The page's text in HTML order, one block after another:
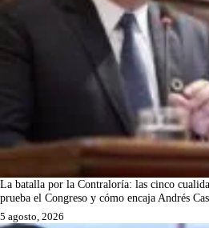
La batalla por la Contraloría: las cinco
prueba el Congreso y cómo encaja Andrés
5 agosto, 2026